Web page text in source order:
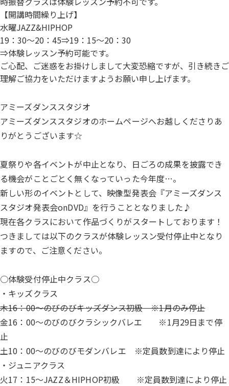
【開講時間繰り上げ】
水曜JAZZ&HIPHOP
19：30～20：45⇒19：15～20：30
⇒体験レッスン予約可能です。
ご心配、ご迷惑をお掛けしまして大変恐縮ですが、 引き続きご
理解ご協力をいただけますようお願い申し上げます。
アミーズダンススタジオ
アミーズダンススタジオのホームページへお越しくださりあ
りがとうございます☆
夏祭りや各イベントが中止となり、日ごろの成果を披露でき
る機会がことごとく無くなっていった今年度…。
新しい形のイベントとして、映像型発表会『アミーズダンス
スタジオ発表会onDVD』を行うこととなりました♪
現在各クラスにおいて作品づくりがスタートしております！
つきましては以下のクラスが体験レッスン受付停止中となり
ますので、ご注意ください。
○体験受付停止中クラス○
・キッズクラス
木16：00～のびのびキッズダンス初級 ※1月のみ停止
金16：00～のびのびクラシックバレエ ※1月29日まで停
止
土10：00～のびのびモダンバレエ ※定員数到達により停止
・ジュニアクラス
火17：15～JAZZ＆HIPHOP初級 ※定員数到達により停止